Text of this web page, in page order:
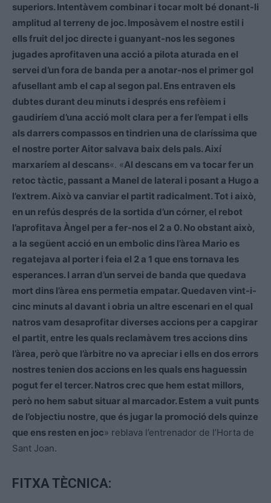
superiors. Intentàvem combinar i tocar molt bé donant-li
amplitud al terreny de joc. Imposàvem el nostre estil i
ells fruit del joc directe i guanyant-nos les segones
jugades aprofitaven una acció a pilota aturada en el
servei d’un fora de banda per a anotar-nos el primer gol
afusellant amb el cap al segon pal. Ens entraven els
dubtes durant deu minuts i després ens refèiem i
gaudiríem d’una acció molt clara per a fer l’empat i ells
als darrers compassos en tindrien una de claríssima que
el nostre porter Aitor salvava baix dels pals. Així
marxaríem al descans«. «Al descans em va tocar fer un
retoc tàctic, passant a Manel de lateral i posant a Hugo a
l’extrem. Això va canviar el partit radicalment. Tot i això,
en un refús després de la sortida d’un córner, el rebot
l’aprofitava Àngel per a fer-nos el 2 a 0. No obstant això,
a la següent acció en un embolic dins l’àrea Mario es
regatejava al porter i feia el 2 a 1 que ens tornava les
esperances. I arran d’un servei de banda que quedava
mort dins l’àrea ens permetia empatar. Quedaven vint-i-
cinc minuts al davant i obria un altre escenari en el qual
natros vam desaprofitar diverses accions per a capgirar
el partit, entre les quals reclamàvem tres accions dins
l’àrea, però que l’àrbitre no va apreciar i ells en dos errors
nostres tenien dos accions en les quals ens haguessin
pogut fer el tercer. Natros crec que hem estat millors,
però no hem sabut situar al marcador. Estem a vuit punts
de l’objectiu nostre, que és jugar la promoció dels quinze
que ens resten en joc» reblava l’entrenador de l’Horta de
Sant Joan.
FITXA TÈCNICA: